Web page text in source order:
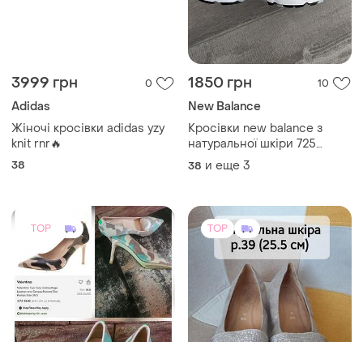
3999 грн 0
Adidas
Жіночі кросівки adidas yzy
knit rnr🔥
38
1850 грн 10
New Balance
Кросівки new balance з
натуральної шкіри 725
жіночі 37,38,39,40,41
38 и еще 3
TOP TOP